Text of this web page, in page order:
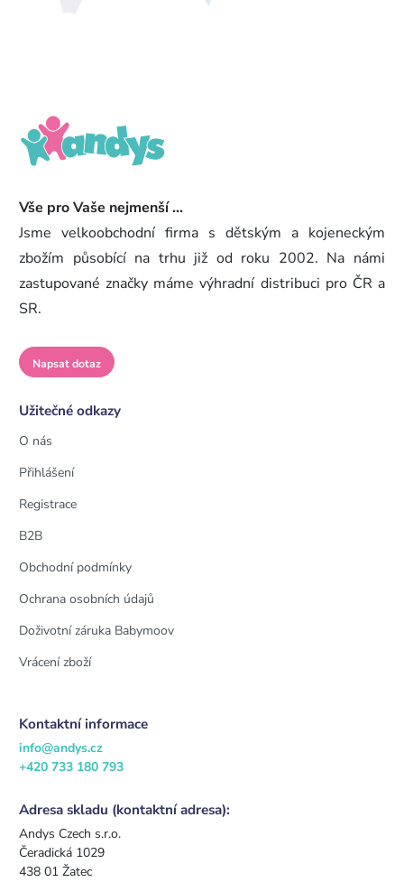
Vše pro Vaše nejmenší ...
Jsme velkoobchodní firma s dětským a kojeneckým
zbožím působící na trhu již od roku 2002. Na námi
zastupované značky máme výhradní distribuci pro ČR a
SR.
Napsat dotaz
Užitečné odkazy
O nás
Přihlášení
Registrace
B2B
Obchodní podmínky
Ochrana osobních údajů
Doživotní záruka Babymoov
Vrácení zboží
Kontaktní informace
info@andys.cz
+420 733 180 793
Adresa skladu (kontaktní adresa):
Andys Czech s.r.o.
Čeradická 1029
438 01 Žatec